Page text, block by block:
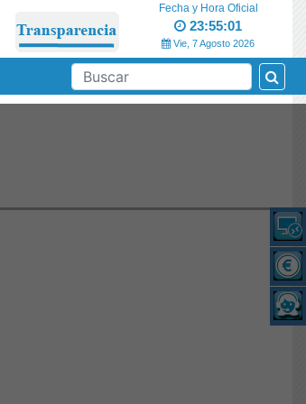
Fecha y Hora Oficial
23:55:02
Vie, 7 Agosto 2026